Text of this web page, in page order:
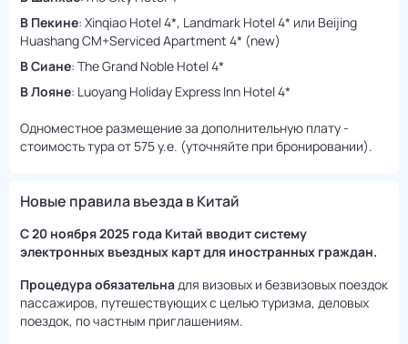
В Пекине: Xinqiao Hotel 4*, Landmark Hotel 4* или Beijing
Huashang CM+Serviced Apartment 4* (new)
В Сиане: The Grand Noble Hotel 4*
В Лояне: Luoyang Holiday Express Inn Hotel 4*
Одноместное размещение за дополнительную плату -
стоимость тура от 575 у.е. (уточняйте при бронировании).
Новые правила въезда в Китай
С 20 ноября 2025 года Китай вводит систему
электронных въездных карт для иностранных граждан.
Процедура обязательнадля визовых и безвизовых поездок
пассажиров, путешествующих с целью туризма, деловых
поездок, по частным приглашениям.